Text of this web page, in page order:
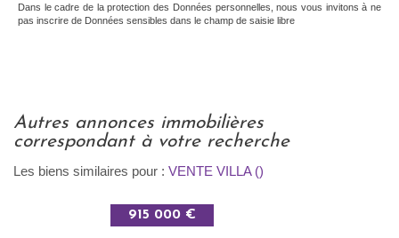
Dans le cadre de la protection des Données personnelles, nous vous invitons à ne
pas inscrire de Données sensibles dans le champ de saisie libre
autres annonces immobilières
correspondant à votre recherche
Les biens similaires pour : VENTE VILLA ()
915 000 €